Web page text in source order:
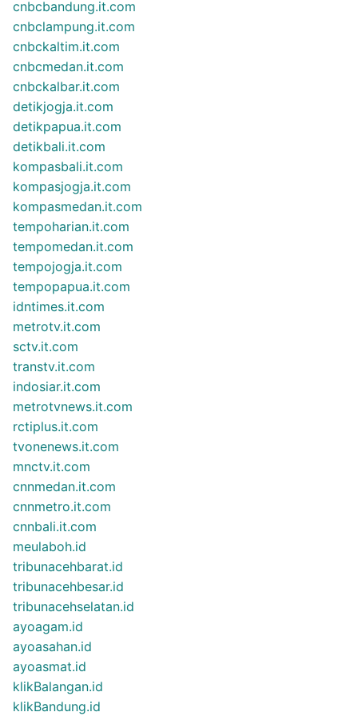
cnbcbandung.it.com
cnbclampung.it.com
cnbckaltim.it.com
cnbcmedan.it.com
cnbckalbar.it.com
detikjogja.it.com
detikpapua.it.com
detikbali.it.com
kompasbali.it.com
kompasjogja.it.com
kompasmedan.it.com
tempoharian.it.com
tempomedan.it.com
tempojogja.it.com
tempopapua.it.com
idntimes.it.com
metrotv.it.com
sctv.it.com
transtv.it.com
indosiar.it.com
metrotvnews.it.com
rctiplus.it.com
tvonenews.it.com
mnctv.it.com
cnnmedan.it.com
cnnmetro.it.com
cnnbali.it.com
meulaboh.id
tribunacehbarat.id
tribunacehbesar.id
tribunacehselatan.id
ayoagam.id
ayoasahan.id
ayoasmat.id
klikBalangan.id
klikBandung.id